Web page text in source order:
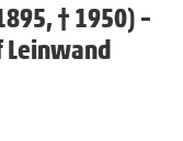
† 1950) –
Leinwand